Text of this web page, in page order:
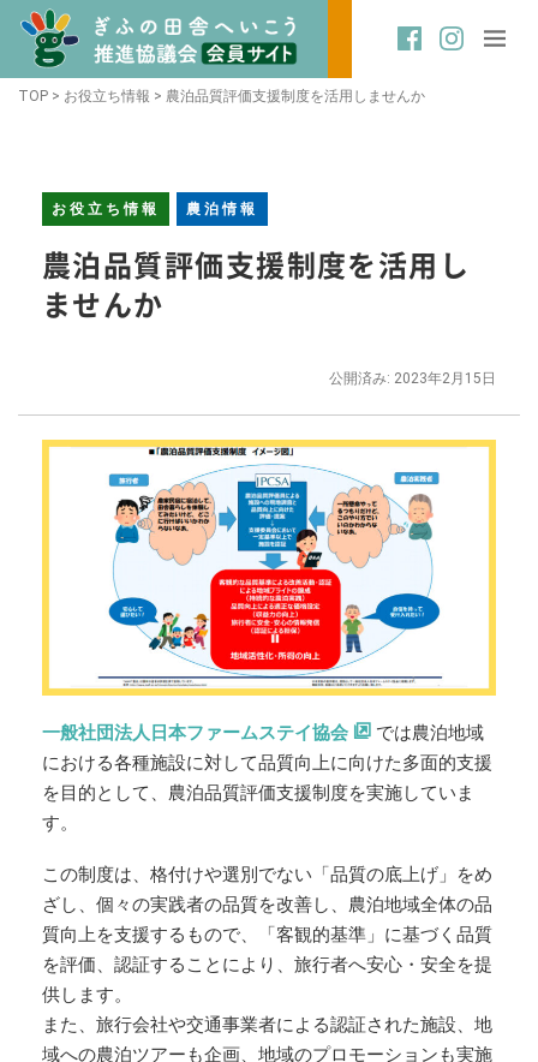
TOP > お役立ち情報 > 農泊品質評価支援制度を活用しませんか
お役立ち情報 農泊情報
農泊品質評価支援制度を活用し
ませんか
公開済み: 2023年2月15日
一般社団法人日本ファームステイ協会
では農泊地域
における各種施設に対して品質向上に向けた多面的支援
を目的として、農泊品質評価支援制度を実施していま
す。
この制度は、格付けや選別でない「品質の底上げ」をめ
ざし、個々の実践者の品質を改善し、農泊地域全体の品
質向上を支援するもので、「客観的基準」に基づく品質
を評価、認証することにより、旅行者へ安心・安全を提
供します。
また、旅行会社や交通事業者による認証された施設、地
域への農泊ツアーも企画、地域のプロモーションも実施